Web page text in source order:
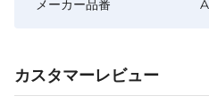
メーカー品番
カスタマーレビュー